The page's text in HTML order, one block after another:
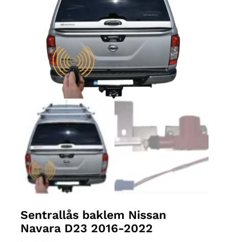
Sentrallås baklem Nissan
Navara D23 2016-2022